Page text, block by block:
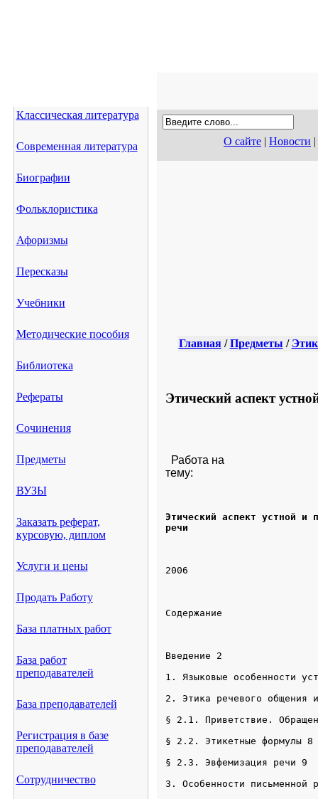
Классическая литература
Современная литература
Биографии
Фольклористика
Афоризмы
Пересказы
Учебники
Методические пособия
Библиотека
Рефераты
Сочинения
Предметы
ВУЗЫ
Заказать реферат,
курсовую, диплом
Услуги и цены
Продать Работу
База платных работ
База работ
преподавателей
База преподавателей
Регистрация в базе
преподавателей
Сотрудничество
О сайте | Новости |
Главная/Предметы /
Этический аспект
Работа на
тему:
Этический аспект устной и
речи
2006
Введение 2
1. Языковые особенности
2. Этика речевого общения
§ 2.1. Приветствие.
§ 2.2. Этикетные формулы 8
§ 2.3. Эвфемизация речи 9
3. Особенности письменной